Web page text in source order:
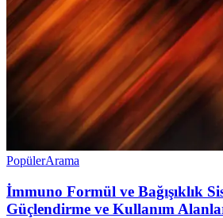
PopülerArama
İmmuno Formül ve Bağışıklık
Güçlendirme ve Kullanım